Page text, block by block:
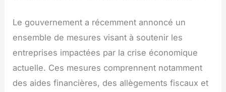
Le gouvernement a récemment annoncé un
ensemble de mesures visant à soutenir les
entreprises impactées par la crise économique
actuelle. Ces mesures comprennent notamment
des aides financières, des allègements fiscaux et